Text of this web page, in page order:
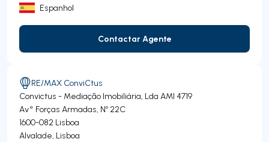
Espanhol
Contactar Agente
Contactar Agente
RE/MAX ConviCtus
Convictus - Mediação Imobiliária, Lda AMI 4719
Avª Forças Armadas, Nº 22C
1600-082 Lisboa
Alvalade, Lisboa